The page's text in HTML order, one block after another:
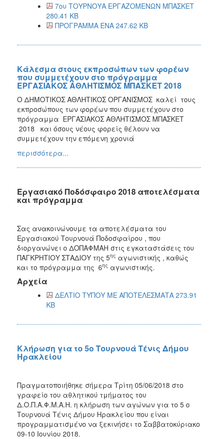
7ου ΤΟΥΡΝΟΥΑ ΕΡΓΑΖΟΜΕΝΩΝ ΜΠΑΣΚΕΤ
280.41 KB
ΠΡΟΓΡΑΜΜΑ ΕΝΑ 247.62 KB
Κάλεσμα στους εκπροσώπων των φορέων
που συμμετέχουν στο πρόγραμμα
ΕΡΓΑΣΙΑΚΟΣ ΑΘΛΗΤΙΣΜΟΣ ΜΠΑΣΚΕΤ 2018
Ο ΔΗΜΟΤΙΚΟΣ ΑΘΛΗΤΙΚΟΣ ΟΡΓΑΝΙΣΜΟΣ καλεί τους
εκπροσώπους των φορέων που συμμετέχουν στο
πρόγραμμα ΕΡΓΑΣΙΑΚΟΣ ΑΘΛΗΤΙΣΜΟΣ ΜΠΑΣΚΕΤ
2018 και όσους νέους φορείς θέλουν να
συμμετέχουν την επόμενη χρονιά
περισσότερα...
Εργασιακό Ποδόσφαιρο 2018 αποτελέσματα
και πρόγραμμα
Σας ανακοινώνουμε τα αποτελέσματα του
Εργασιακού Τουρνουά Ποδοσφαίρου , που
διοργανώνει ο ΔΟΠΑΦΜΑΗ στις εγκαταστάσεις του
ΠΑΓΚΡΗΤΙΟΥ ΣΤΑΔΙΟΥ της 5ης αγωνιστικής , καθώς
και το πρόγραμμα της 6ης αγωνιστικής.
Αρχεία
ΔΕΛΤΙΟ ΤΥΠΟΥ ΜΕ ΑΠΟΤΕΛΕΣΜΑΤΑ 273.91
KB
Κλήρωση για το 5ο Τουρνουά Τένις Δήμου
Ηρακλείου
Πραγματοποιήθηκε σήμερα Τρίτη 05/06/2018 στο
γραφείο του αθλητικού τμήματος του
Δ.Ο.Π.Α.Φ.Μ.Α.Η. η κλήρωση των αγώνων για το 5 ο
Τουρνουά Τένις Δήμου Ηρακλείου που είναι
προγραμματισμένο να ξεκινήσει το Σαββατοκύριακο
09-10 Ιουνίου 2018.